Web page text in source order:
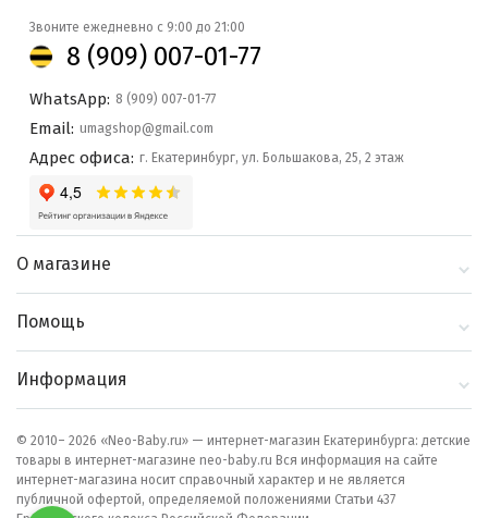
Звоните ежедневно с 9:00 до 21:00
8 (909) 007-01-77
WhatsApp: 8 (909) 007-01-77
Email: umagshop@gmail.com
Адрес офиса: г. Екатеринбург, ул. Большакова, 25, 2 этаж
О магазине
Блог
Помощь
Как сделать заказ
Информация
© 2010– 2026 «Neo-Baby.ru» — интернет-магазин Екатеринбурга: детские
товары в интернет-магазине neo-baby.ru Вся информация на сайте
интернет-магазина носит справочный характер и не является
публичной офертой, определяемой положениями Статьи 437